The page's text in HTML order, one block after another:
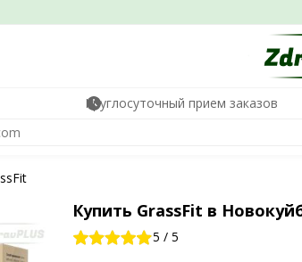
Круглосуточный прием заказов
Купить GrassFit в
5 / 5